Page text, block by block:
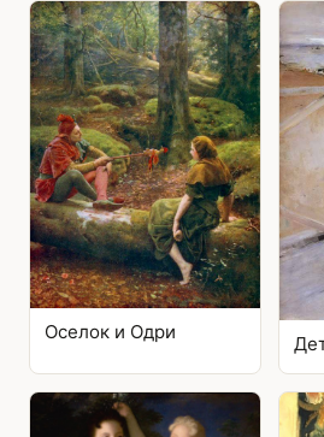
Оселок и Одри